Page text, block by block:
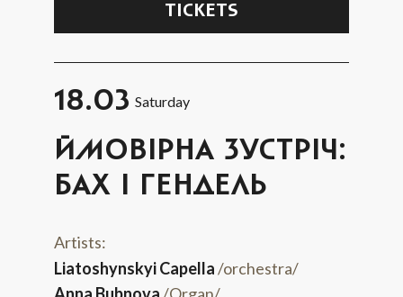
TICKETS
18.03 Saturday
ЙМОВІРНА ЗУСТРІЧ:
БАХ І ГЕНДЕЛЬ
Artists:
Liatoshynskyi Capella/orchestra/